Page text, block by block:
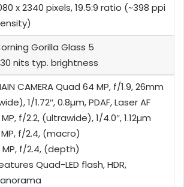
x 2340 pixels, 19.5:9 ratio (~398 ppi
Gorilla Glass 5
nits typ. brightness
CAMERA Quad 64 MP, f/1.9, 26mm
1/1.72″, 0.8µm, PDAF, Laser AF
f/2.2, (ultrawide), 1/4.0″, 1.12µm
f/2.4, (macro)
MP, f/2.4, (depth)
Quad-LED flash, HDR,